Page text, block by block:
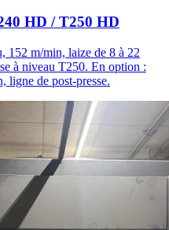
HD / T250 HD
152 m/min, laize de 8 à 22
à niveau T250. En option :
ligne de post-presse.